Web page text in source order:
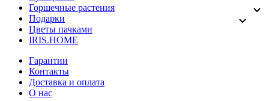
Горшечные растения
Подарки
Цветы пачками
IRIS.HOME
Гарантии
Контакты
Доставка и оплата
О нас